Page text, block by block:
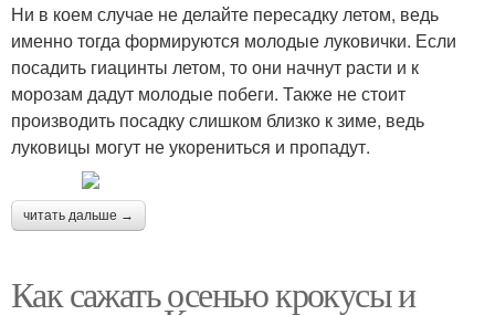
Ни в коем случае не делайте пересадку летом, ведь
именно тогда формируются молодые луковички. Если
посадить гиацинты летом, то они начнут расти и к
морозам дадут молодые побеги. Также не стоит
производить посадку слишком близко к зиме, ведь
луковицы могут не укорениться и пропадут.
читать дальше →
Как сажать осенью крокусы и